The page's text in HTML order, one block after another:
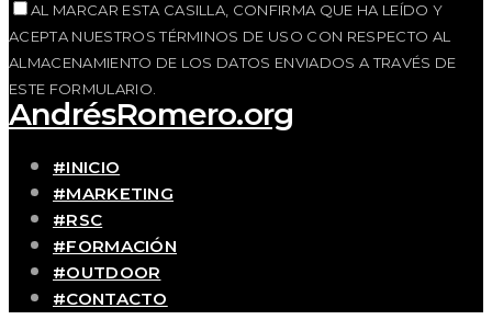
AL MARCAR ESTA CASILLA, CONFIRMA QUE HA LEÍDO Y
ACEPTA NUESTROS TÉRMINOS DE USO CON RESPECTO AL
ALMACENAMIENTO DE LOS DATOS ENVIADOS A TRAVÉS DE
ESTE FORMULARIO.
AndrésRomero.org
#INICIO
#MARKETING
#RSC
#FORMACIÓN
#OUTDOOR
#CONTACTO